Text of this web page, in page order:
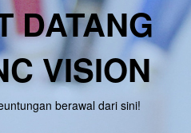
DATANG
VISION
berawal dari sini!